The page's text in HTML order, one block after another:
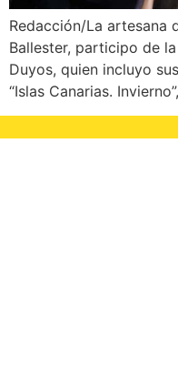
Redacción/La artesana
Ballester, participo de
Duyos, quien incluyo
“Islas Canarias. Invierno”,